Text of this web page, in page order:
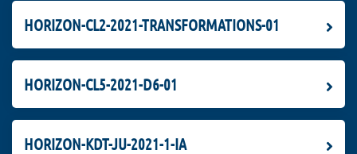
HORIZON-CL2-2021-TRANSFORMATIONS-01
HORIZON-CL5-2021-D6-01
HORIZON-KDT-JU-2021-1-IA